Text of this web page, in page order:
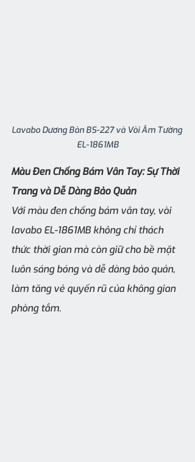
Lavabo Dương Bàn BS-227 và Vòi Âm Tường
EL-1861MB
Màu Đen Chống Bám Vân Tay: Sự Thời
Trang và Dễ Dàng Bảo Quản
Với màu đen chống bám vân tay, vòi
lavabo EL-1861MB không chỉ thách
thức thời gian mà còn giữ cho bề mặt
luôn sáng bóng và dễ dàng bảo quản,
làm tăng vẻ quyến rũ của không gian
phòng tắm.